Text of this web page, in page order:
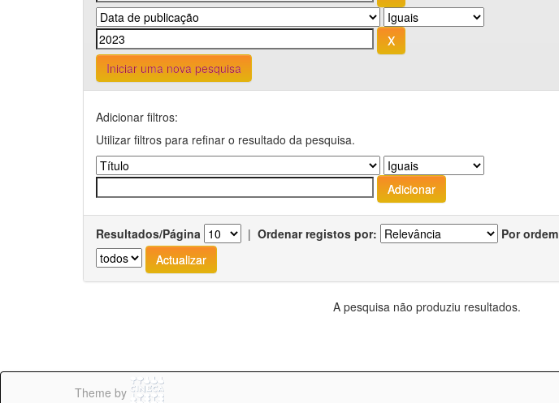
Iniciar uma nova pesquisa
Adicionar filtros:
Utilizar filtros para refinar o resultado da pesquisa.
Resultados/Página | Ordenar registos por: Por ordem
A pesquisa não produziu resultados.
Theme by